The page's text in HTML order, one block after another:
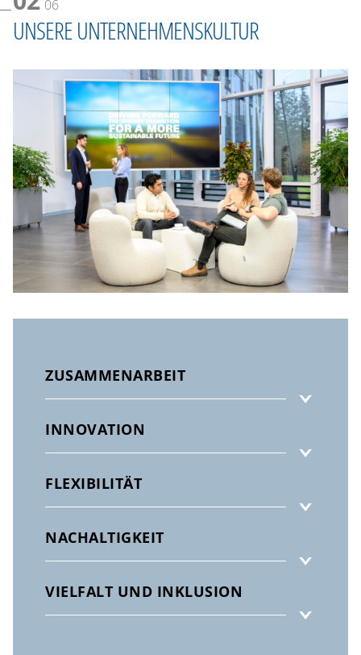
06
UNSERE UNTERNEHMENSKULTUR
ZUSAMMENARBEIT
INNOVATION
FLEXIBILITÄT
NACHALTIGKEIT
VIELFALT UND INKLUSION